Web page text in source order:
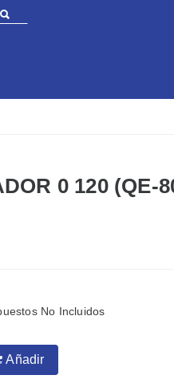
0 120 (QE-
No Incluidos
Añadir